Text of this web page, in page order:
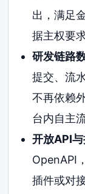
出，满足
据主权要求
研发链路
提交、流
不再依赖
台内自主流
开放API
OpenAPI
插件或对